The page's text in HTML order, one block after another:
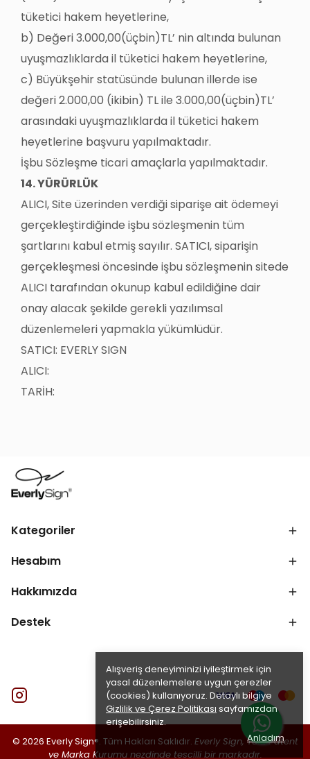
Alışveriş deneyiminizi iyileştirmek için
yasal düzenlemelere uygun çerezler
(cookies) kullanıyoruz. Detaylı bilgiye
Gizlilik ve Çerez Politikası sayfamızdan
erişebilirsiniz.
Anladım
tüketici hakem heyetlerine,
b) Değeri 3.000,00(üçbin)TL’ nin altında bulunan
uyuşmazlıklarda il tüketici hakem heyetlerine,
c) Büyükşehir statüsünde bulunan illerde ise
değeri 2.000,00 (ikibin) TL ile 3.000,00(üçbin)TL’
arasındaki uyuşmazlıklarda il tüketici hakem
heyetlerine başvuru yapılmaktadır.
İşbu Sözleşme ticari amaçlarla yapılmaktadır.
14. YÜRÜRLÜK
ALICI, Site üzerinden verdiği siparişe ait ödemeyi
gerçekleştirdiğinde işbu sözleşmenin tüm
şartlarını kabul etmiş sayılır. SATICI, siparişin
gerçekleşmesi öncesinde işbu sözleşmenin sitede
ALICI tarafından okunup kabul edildiğine dair
onay alacak şekilde gerekli yazılımsal
düzenlemeleri yapmakla yükümlüdür.
SATICI: EVERLY SIGN
ALICI:
TARİH:
Kategoriler
Hesabım
Hakkımızda
Destek
© 2026 Everly Sign®. Tüm Hakları Saklıdır. Everly Sign, Türk Patent
ve Marka Kurumu nezdinde tescilli bir markadır.